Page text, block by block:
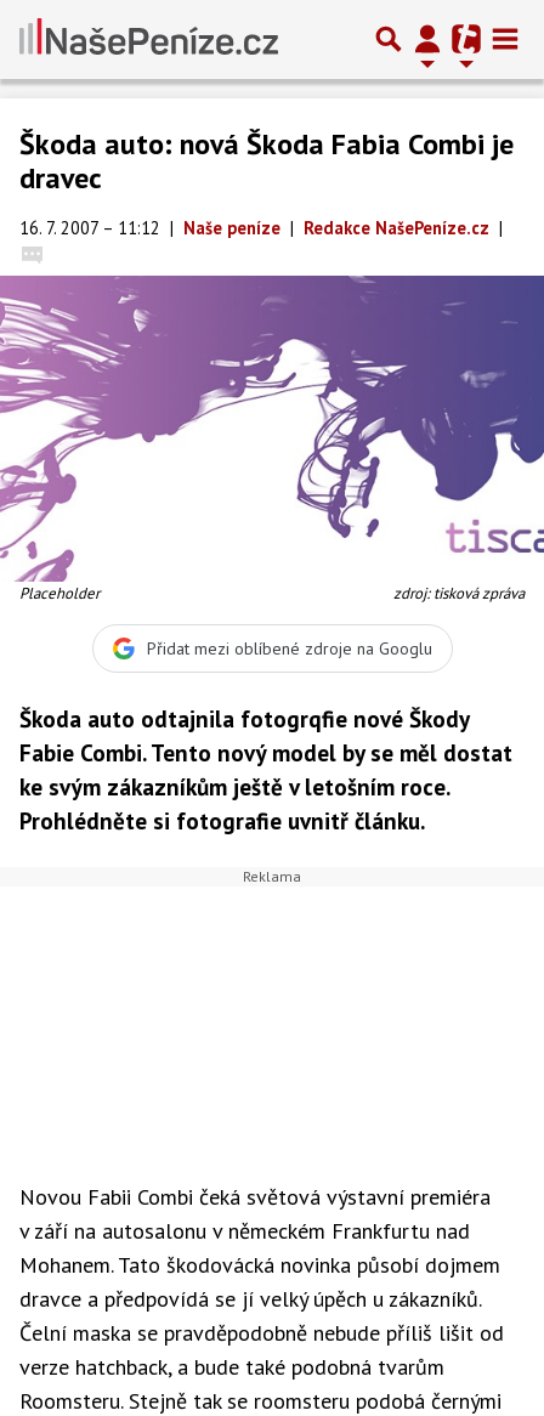
Škoda auto: nová Škoda Fabia Combi je
dravec
16. 7. 2007 – 11:12 | Naše peníze | Redakce NašePeníze.cz |
Placeholder zdroj: tisková zpráva
Přidat mezi oblíbené zdroje na Googlu
Škoda auto odtajnila fotogrqfie nové Škody
Fabie Combi. Tento nový model by se měl dostat
ke svým zákazníkům ještě v letošním roce.
Prohlédněte si fotografie uvnitř článku.
Novou Fabii Combi čeká světová výstavní premiéra
v září na autosalonu v německém Frankfurtu nad
Mohanem. Tato škodovácká novinka působí dojmem
dravce a předpovídá se jí velký úpěch u zákazníků.
Čelní maska se pravděpodobně nebude příliš lišit od
verze hatchback, a bude také podobná tvarům
Roomsteru. Stejně tak se roomsteru podobá černými